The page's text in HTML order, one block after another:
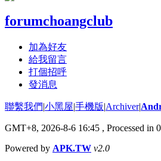
forumchoangclub
加為好友
給我留言
打個招呼
發消息
聯繫我們|小黑屋|手機版|Archiver|
GMT+8, 2026-8-6 16:45 , Processed in
Powered by APK.TW v2.0